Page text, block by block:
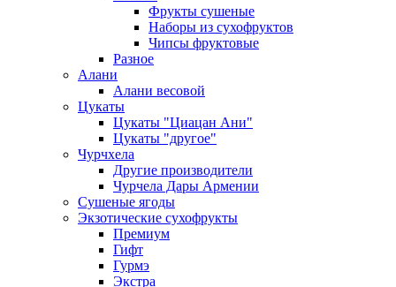
Фрукты сушеные
Наборы из сухофруктов
Чипсы фруктовые
Разное
Алани
Алани весовой
Цукаты
Цукаты "Циацан Ани"
Цукаты "другое"
Чурчхела
Другие производители
Чурчела Дары Армении
Сушеные ягоды
Экзотические сухофрукты
Премиум
Гифт
Гурмэ
Экстра